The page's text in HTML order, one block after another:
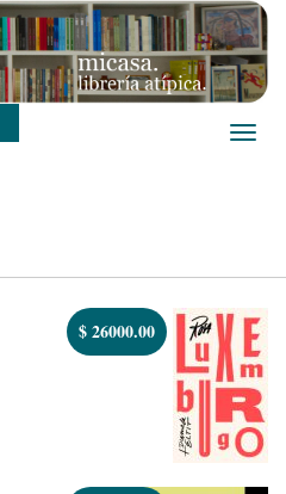
Toggle
$26000.00